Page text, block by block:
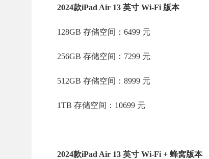
2024款iPad Air 13 英寸 Wi-Fi 版本
128GB 存储空间：6499 元
256GB 存储空间：7299 元
512GB 存储空间：8999 元
1TB 存储空间：10699 元
2024款iPad Air 13 英寸 Wi-Fi + 蜂窝版本